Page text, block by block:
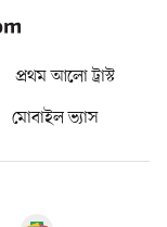
প্রথম আলো ট্রাস্ট
মোবাইল ভ্যাস